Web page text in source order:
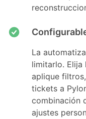
La
limitarlo. Elija
aplique
tickets a
combinación
ajustes